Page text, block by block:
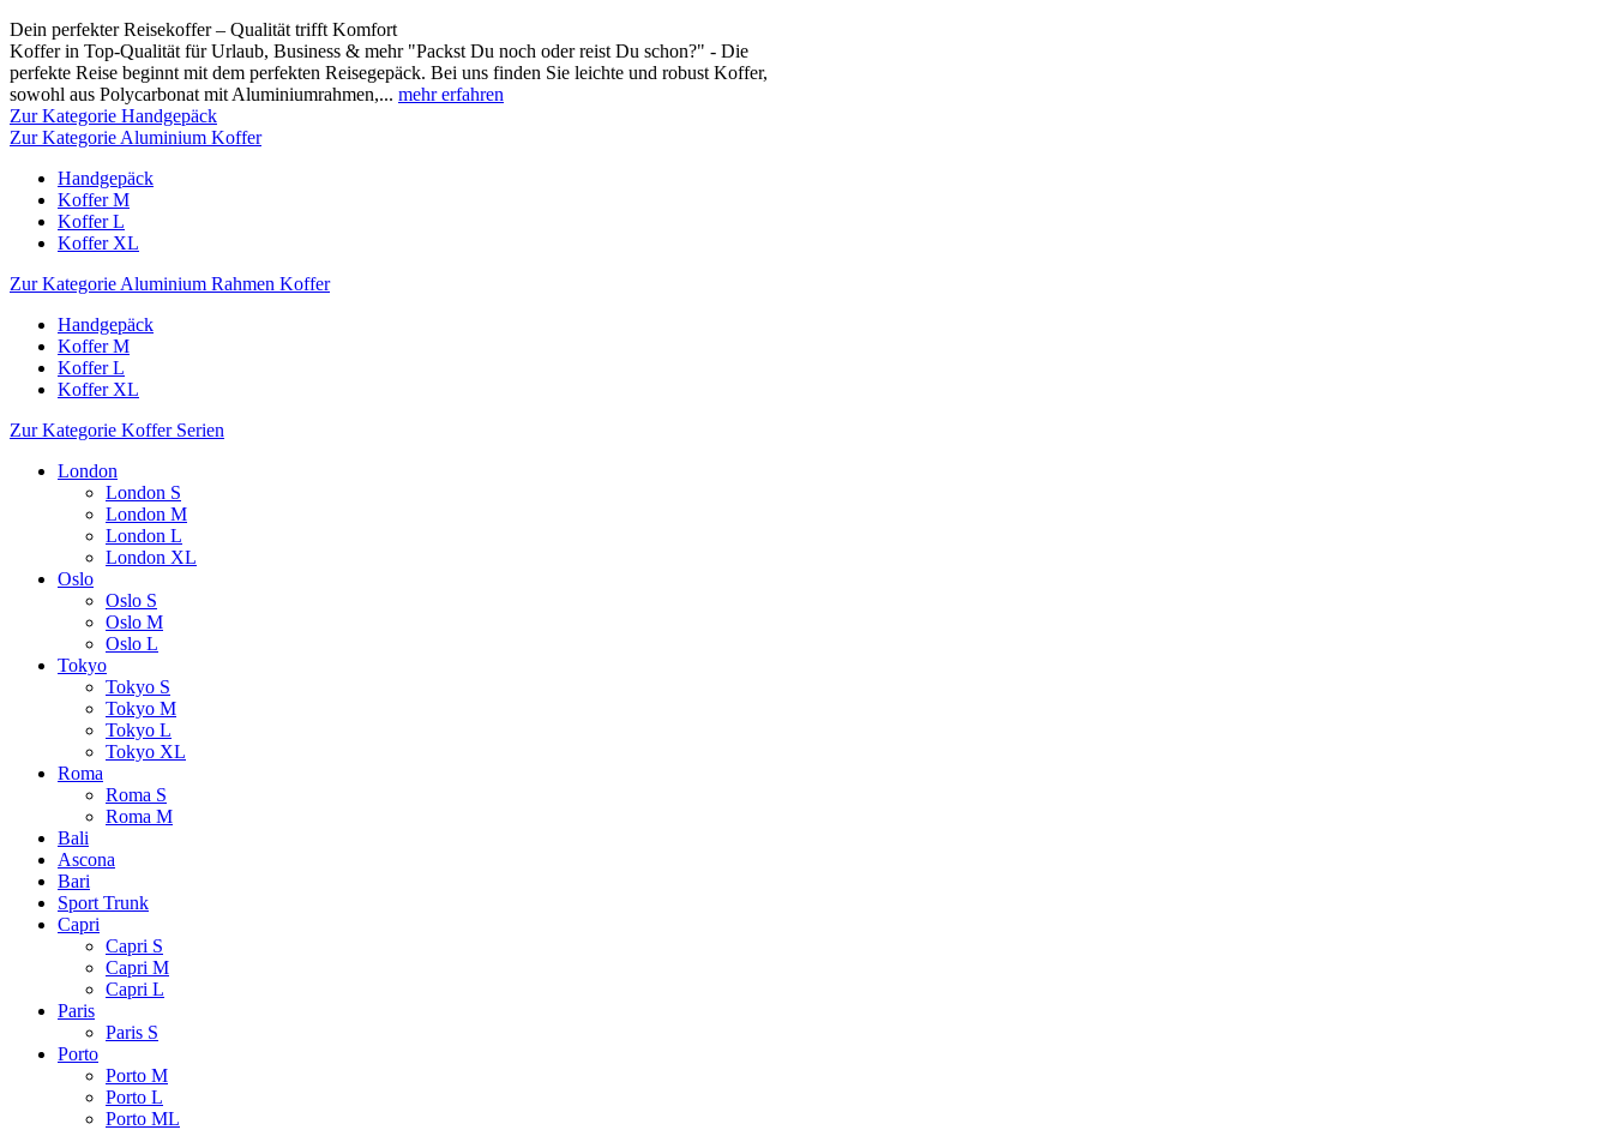
Dein perfekter Reisekoffer – Qualität trifft Komfort
Koffer in Top-Qualität für Urlaub, Business & mehr "Packst Du noch oder reist Du schon?" - Die
perfekte Reise beginnt mit dem perfekten Reisegepäck. Bei uns finden Sie leichte und robust Koffer,
sowohl aus Polycarbonat mit Aluminiumrahmen,... mehr erfahren
Zur Kategorie Handgepäck
Zur Kategorie Aluminium Koffer
Handgepäck
Koffer M
Koffer L
Koffer XL
Zur Kategorie Aluminium Rahmen Koffer
Handgepäck
Koffer M
Koffer L
Koffer XL
Zur Kategorie Koffer Serien
London
London S
London M
London L
London XL
Oslo
Oslo S
Oslo M
Oslo L
Tokyo
Tokyo S
Tokyo M
Tokyo L
Tokyo XL
Roma
Roma S
Roma M
Bali
Ascona
Bari
Sport Trunk
Capri
Capri S
Capri M
Capri L
Paris
Paris S
Porto
Porto M
Porto L
Porto ML